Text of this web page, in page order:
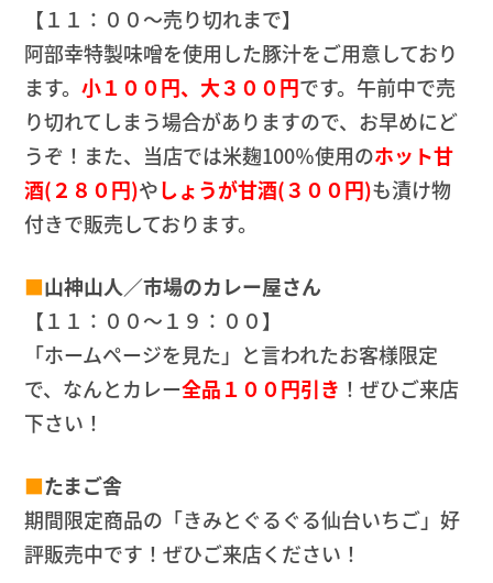
【１１：００～売り切れまで】
阿部幸特製味噌を使用した豚汁をご用意しており
ます。 小１００円、大３００円です。午前中で売
り切れてしまう場合がありますので、お早めにど
うぞ！また、当店では米麹100％使用のホット甘
酒(２８０円)やしょうが甘酒(３００円)も漬け物
付きで販売しております。
■山神山人／市場のカレー屋さん
【１１：００〜１９：００】
「ホームページを見た」と言われたお客様限定
で、なんとカレー全品１００円引き ！ぜひご来店
下さい！
■たまご舎
期間限定商品の「きみとぐるぐる仙台いちご」好
評販売中です！ぜひご来店ください！